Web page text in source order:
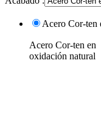
Acero Cor-ten
Acero Cor-ten en
oxidación natural